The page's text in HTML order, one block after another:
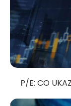
P/E: CO